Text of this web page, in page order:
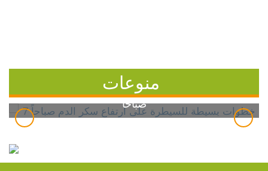
منوعات
7 خطوات بسيطة للسيطرة على ارتفاع سكر الدم
صباحاً